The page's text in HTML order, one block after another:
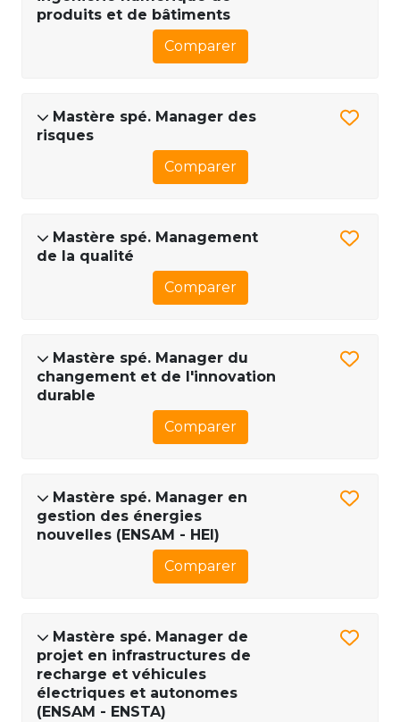
produits et de bâtiments
Comparer
Mastère spé. Manager des
risques
Comparer
Mastère spé. Management
de la qualité
Comparer
Mastère spé. Manager du
changement et de l'innovation
durable
Comparer
Mastère spé. Manager en
gestion des énergies
nouvelles (ENSAM - HEI)
Comparer
Mastère spé. Manager de
projet en infrastructures de
recharge et véhicules
électriques et autonomes
(ENSAM - ENSTA)